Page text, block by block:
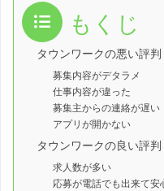
もくじ
タウンワークの悪い評判
募集内容がデタラメ
仕事内容が違った
募集主からの連絡が遅い
アプリが開かない
タウンワークの良い評判
求人数が多い
応募が電話でも出来て安